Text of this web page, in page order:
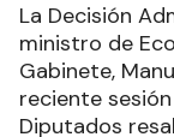
La Decisión
ministro de
Gabinete,
reciente
Diputados